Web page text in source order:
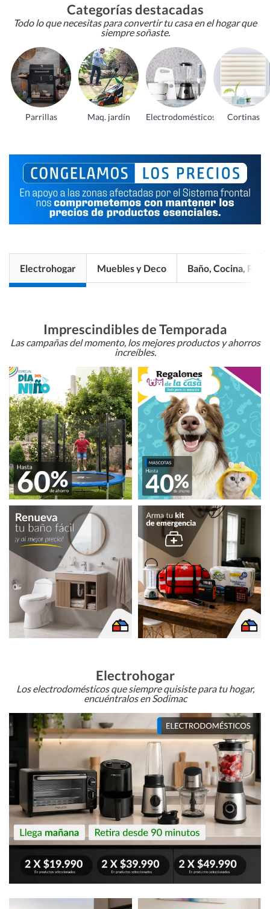
Categorías destacadas
Todo lo que necesitas para convertir tu casa en el hogar que
siempre soñaste.
Parrillas Maq. jardín Electrodomésticos Cortinas
Electrohogar Muebles y Deco Baño, Cocina, Pisos
Imprescindibles de Temporada
Las campañas del momento, los mejores productos y ahorros
increíbles.
Electrohogar
Los electrodomésticos que siempre quisiste para tu hogar,
encuéntralos en Sodimac